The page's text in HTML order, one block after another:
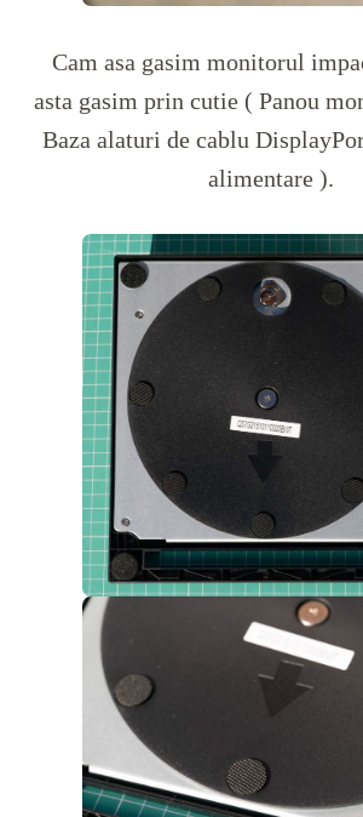
Cam asa gasim monitorul
asta gasim prin cutie ( Panou
Baza alaturi de cablu
alimentare ).